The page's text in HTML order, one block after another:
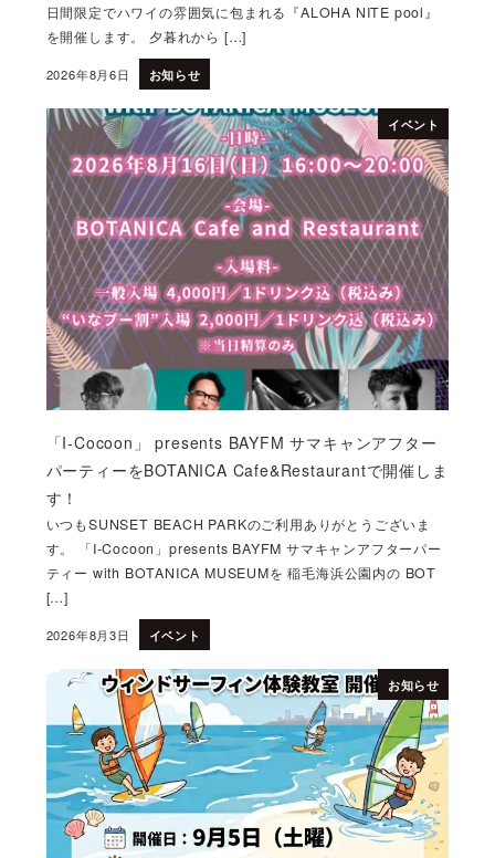
日間限定でハワイの雰囲気に包まれる『ALOHA NITE pool』
を開催します。 夕暮れから […]
投稿日
2026年8月6日 お知らせ
イベント
「I-Cocoon」 presents BAYFM サマキャンアフター
パーティーをBOTANICA Cafe&Restaurantで開催しま
す！
いつもSUNSET BEACH PARKのご利用ありがとうございま
す。 「I-Cocoon」presents BAYFM サマキャンアフターパー
ティー with BOTANICA MUSEUMを 稲毛海浜公園内の BOT
[…]
投稿日
2026年8月3日 イベント
お知らせ